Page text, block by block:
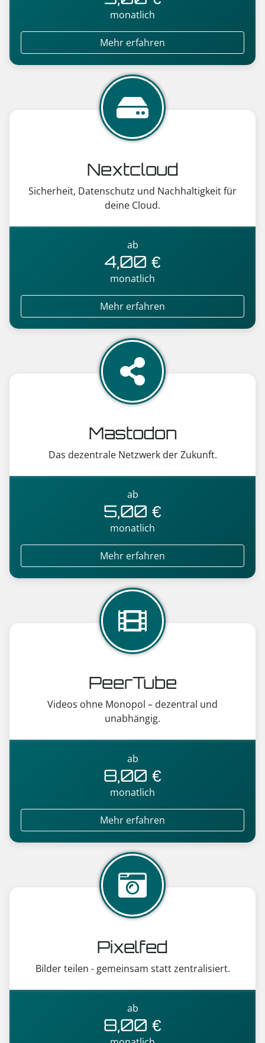
monatlich
Mehr erfahren
Nextcloud
Sicherheit, Datenschutz und Nachhaltigkeit für
deine Cloud.
ab
4,00 €
monatlich
Mehr erfahren
Mastodon
Das dezentrale Netzwerk der Zukunft.
ab
5,00 €
monatlich
Mehr erfahren
PeerTube
Videos ohne Monopol – dezentral und
unabhängig.
ab
8,00 €
monatlich
Mehr erfahren
Pixelfed
Bilder teilen - gemeinsam statt zentralisiert.
ab
8,00 €